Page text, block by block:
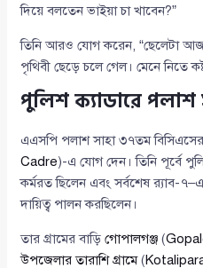
দিয়ে বলতেন ভাইয়া চা খাবেন?”
তিনি আরও যোগ করেন, “ছেলেটা
পৃথিবী ছেড়ে চলে গেল। মেনে নিতে
পুলিশ ক্যাডারে পলাশ
এএসপি পলাশ সাহা ৩৭তম বিসিএসের
Cadre)-এ যোগ দেন। তিনি পূর্বে
কর্মরত ছিলেন এবং সর্বশেষ র‍্যাব-
দায়িত্ব পালন করছিলেন।
তার গ্রামের বাড়িগোপালগঞ্জ (
উপজেলার তারাশি গ্রামে(